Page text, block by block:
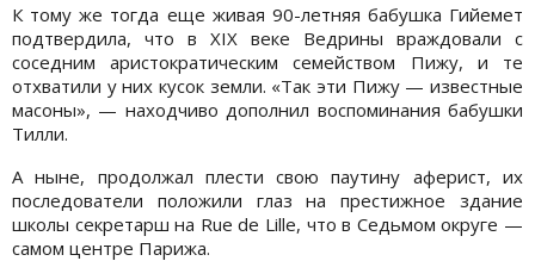
К тому же тогда еще живая 90-летняя бабушка Гийемет
подтвердила, что в XIX веке Ведрины враждовали с
соседним аристократическим семейством Пижу, и те
отхватили у них кусок земли. «Так эти Пижу — известные
масоны», — находчиво дополнил воспоминания бабушки
Тилли.
А ныне, продолжал плести свою паутину аферист, их
последователи положили глаз на престижное здание
школы секретарш на Rue de Lille, что в Седьмом округе —
самом центре Парижа.